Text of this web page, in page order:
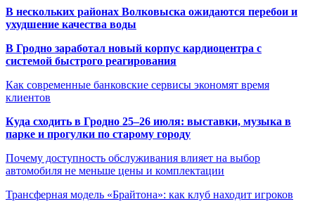
В нескольких районах Волковыска ожидаются перебои и
ухудшение качества воды
В Гродно заработал новый корпус кардиоцентра с
системой быстрого реагирования
Как современные банковские сервисы экономят время
клиентов
Куда сходить в Гродно 25–26 июля: выставки, музыка в
парке и прогулки по старому городу
Почему доступность обслуживания влияет на выбор
автомобиля не меньше цены и комплектации
Трансферная модель «Брайтона»: как клуб находит игроков